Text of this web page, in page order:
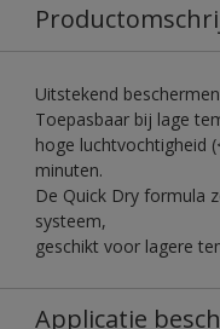
Uitstekend
Toepasbaar bij lage
hoge luchtvochtigheid
minuten.
De Quick Dry formula
systeem,
geschikt voor lagere
Applicatie